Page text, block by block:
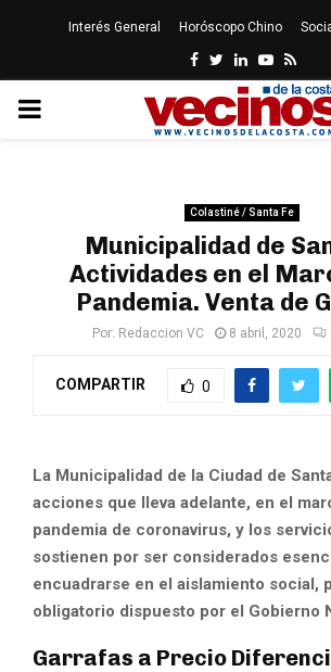
Interés General Horóscopo Chino
Facebook
Twitter
LinkedinYoutube
Rss
PRIMARY
Colastiné / Santa Fe
Municipalidad de
Actividades en el
Pandemia. Venta de
Por: Redaccion VC 8 abril, 2020
COMPARTIR 0
La Municipalidad de la Ciudad de
acciones que lleva adelante, en el
pandemia de coronavirus, y los
sostienen por ser considerados
encuadrarse en el aislamiento social,
obligatorio dispuesto por el Gobierno
Garrafas a Precio